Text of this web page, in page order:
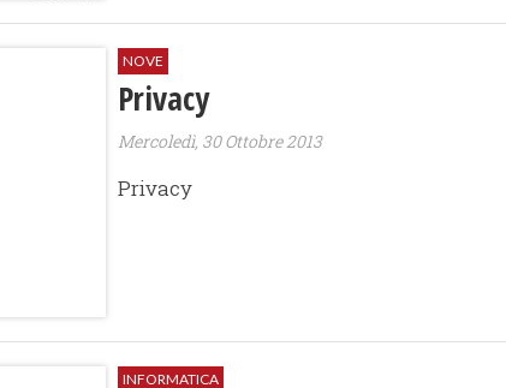
NOVE
Privacy
Mercoledì, 30 Ottobre 2013
Privacy
INFORMATICA